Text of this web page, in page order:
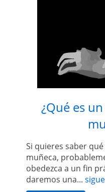
¿Qué es
Si quieres saber
muñeca,
obedezca a un fin
daremos una...